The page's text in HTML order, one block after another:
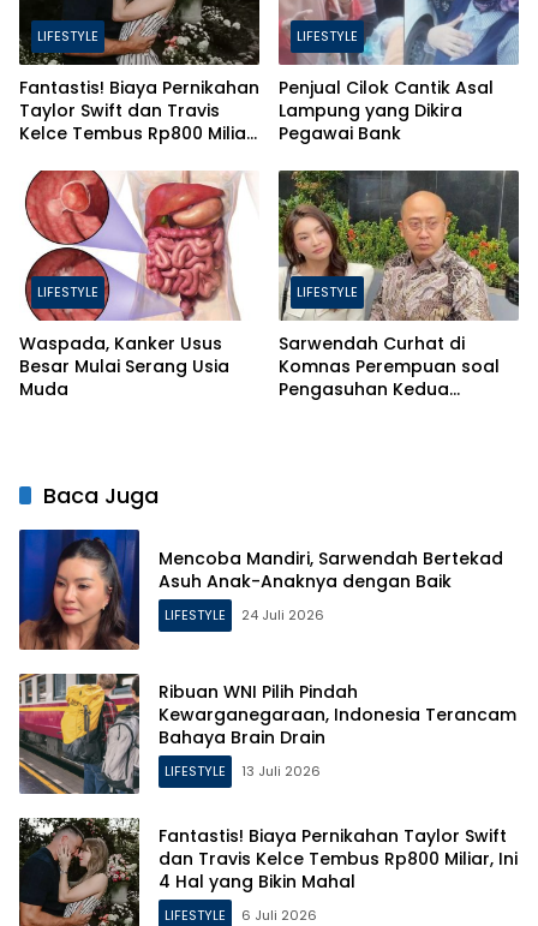
LIFESTYLE
Fantastis! Biaya Pernikahan
Taylor Swift dan Travis
Kelce Tembus Rp800 Miliar,
LIFESTYLE
Penjual Cilok Cantik Asal
Lampung yang Dikira
Pegawai Bank
LIFESTYLE
Waspada, Kanker Usus
Besar Mulai Serang Usia
Muda
LIFESTYLE
Sarwendah Curhat di
Komnas Perempuan soal
Pengasuhan Kedua
Baca Juga
Mencoba Mandiri, Sarwendah Bertekad
Asuh Anak-Anaknya dengan Baik
LIFESTYLE 24 Juli 2026
Ribuan WNI Pilih Pindah
Kewarganegaraan, Indonesia Terancam
Bahaya Brain Drain
LIFESTYLE 13 Juli 2026
Fantastis! Biaya Pernikahan Taylor Swift
dan Travis Kelce Tembus Rp800 Miliar, Ini
4 Hal yang Bikin Mahal
LIFESTYLE 6 Juli 2026